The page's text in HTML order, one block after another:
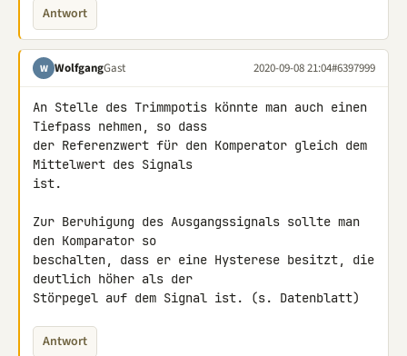
Antwort
W WolfgangGast 2020-09-08 21:04#6397999
An Stelle des Trimmpotis könnte man auch einen
Tiefpass nehmen, so dass
der Referenzwert für den Komperator gleich dem
Mittelwert des Signals
ist.
Zur Beruhigung des Ausgangssignals sollte man
den Komparator so
beschalten, dass er eine Hysterese besitzt, die
deutlich höher als der
Störpegel auf dem Signal ist. (s. Datenblatt)
Antwort